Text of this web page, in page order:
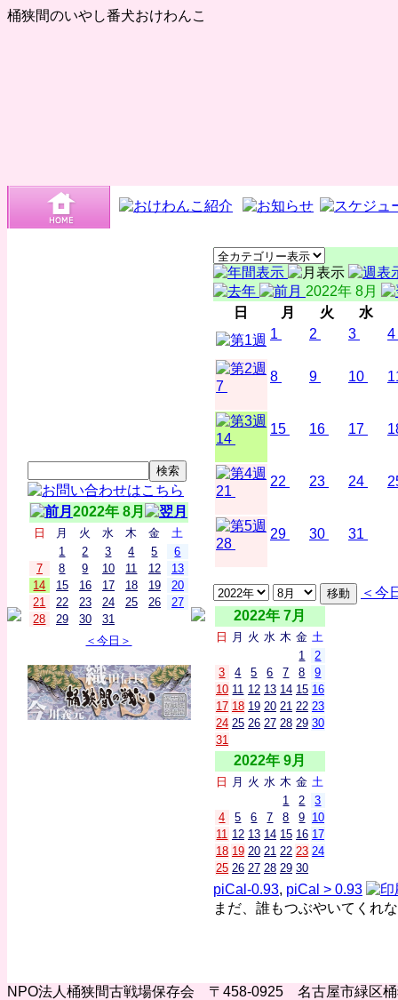
桶狭間のいやし番犬おけわんこ
2022年 8月
日 月 火 水 木 金
土
1
2 3 4 5
6
7
8 9 10 11 12
13
14
15 16 17 18 19
20
21
22 23 24 25 26
27
28
29 30
31
＜今日＞
2022年 8月
日
月 火
水
1
2 3 4
7
8 9 10
14
15 16 17
21
22 23 24
28
29 30 31
＜今
2022年 7月
日 月 火 水 木 金 土
1
2
3
4 5 6 7 8
9
10 11 12 13 14 15 16
17 18 19 20 21 22 23
24 25 26 27 28 29 30
31
2022年 9月
日 月 火 水 木 金 土
1
2
3
4
5 6 7 8 9 10
11 12 13 14 15 16 17
18 19 20 21 22 23 24
25 26 27 28 29 30
piCal-0.93, piCal > 0.93
まだ、誰もつぶやいてくれ
NPO法人桶狭間古戦場保存会 〒458-0925 名古屋市緑区桶